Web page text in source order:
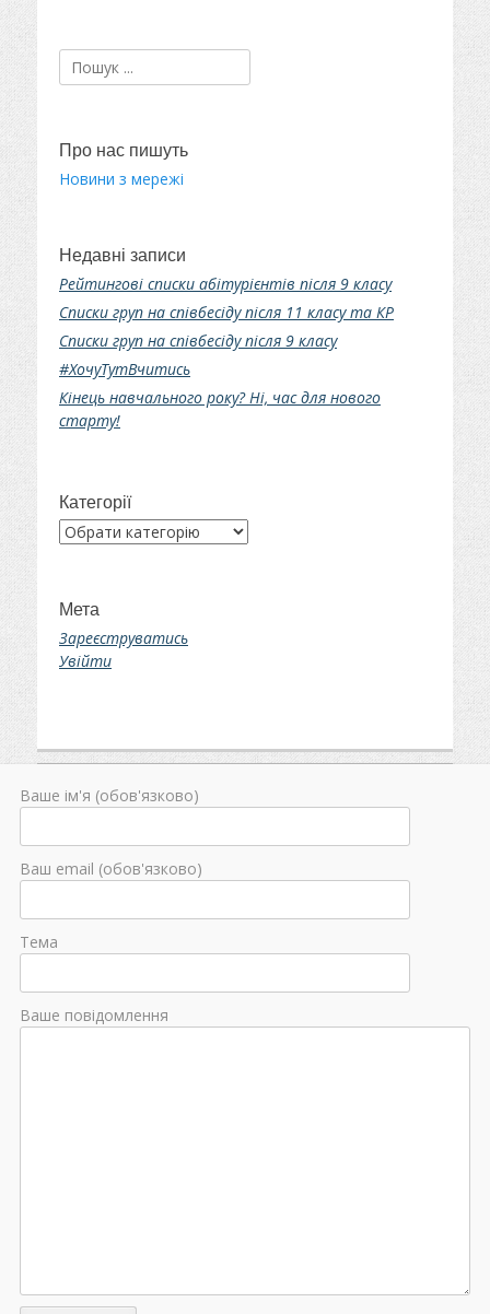
Пошук:
Про нас пишуть
Новини з мережі
Недавні записи
Рейтингові списки абітурієнтів після 9 класу
Списки груп на співбесіду після 11 класу та КР
Списки груп на співбесіду після 9 класу
#ХочуТутВчитись
Кінець навчального року? Ні, час для нового
старту!
Категорії
Категорії
Мета
Зареєструватись
Увійти
Ваше ім'я (обов'язково)
Ваш email (обов'язково)
Тема
Ваше повідомлення